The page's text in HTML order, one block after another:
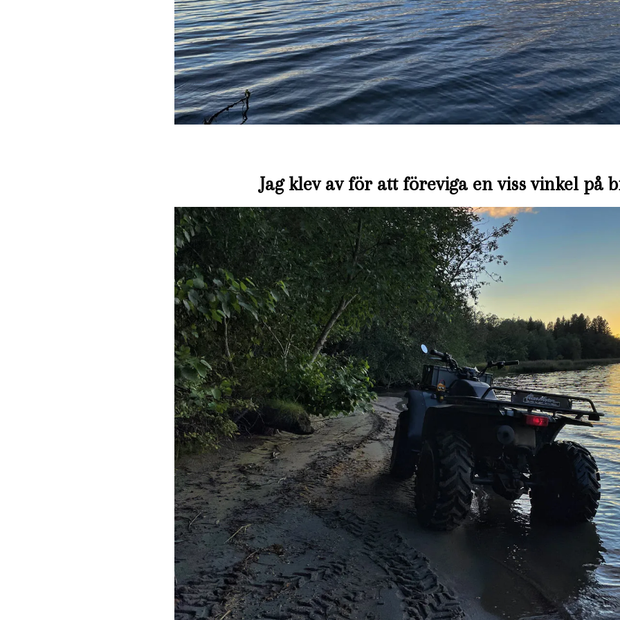
Jag klev av för att föreviga en viss vinkel på